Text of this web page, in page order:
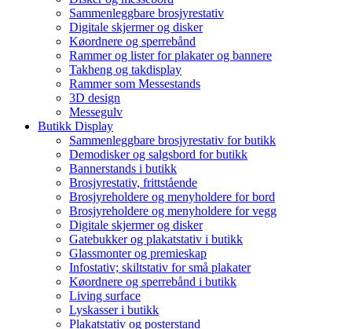
Sammenleggbare brosjyrestativ
Digitale skjermer og disker
Køordnere og sperrebånd
Rammer og lister for plakater og bannere
Takheng og takdisplay
Rammer som Messestands
3D design
Messegulv
Butikk Display
Sammenleggbare brosjyrestativ for butikk
Demodisker og salgsbord for butikk
Bannerstands i butikk
Brosjyrestativ, frittstående
Brosjyreholdere og menyholdere for bord
Brosjyreholdere og menyholdere for vegg
Digitale skjermer og disker
Gatebukker og plakatstativ i butikk
Glassmonter og premieskap
Infostativ; skiltstativ for små plakater
Køordnere og sperrebånd i butikk
Living surface
Lyskasser i butikk
Plakatstativ og posterstand